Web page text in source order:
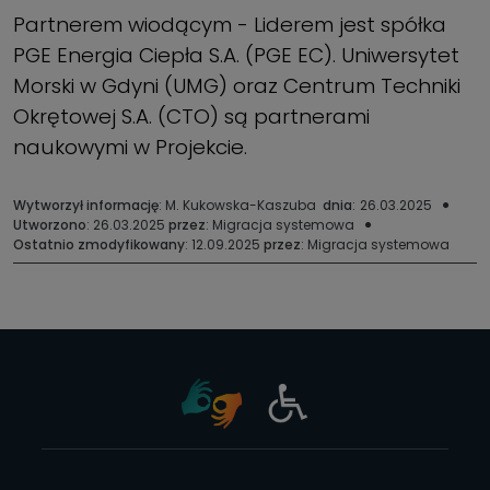
Partnerem wiodącym - Liderem jest spółka
PGE Energia Ciepła S.A. (PGE EC). Uniwersytet
Morski w Gdyni (UMG) oraz Centrum Techniki
Okrętowej S.A. (CTO) są partnerami
naukowymi w Projekcie.
Wytworzył informację: M. Kukowska-Kaszuba dnia: 26.03.2025
Utworzono: 26.03.2025 przez: Migracja systemowa
Ostatnio zmodyfikowany: 12.09.2025 przez: Migracja systemowa